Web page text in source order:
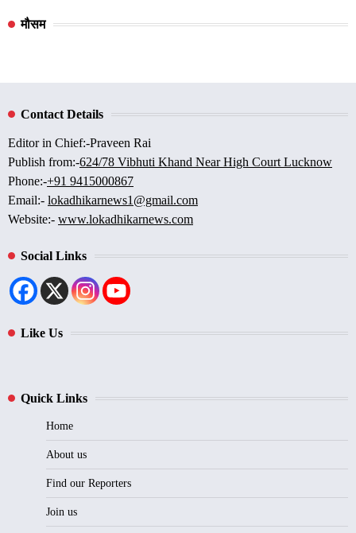
मौसम
Contact Details
Editor in Chief:-Praveen Rai
Publish from:-624/78 Vibhuti Khand Near High Court Lucknow
Phone:-+91 9415000867
Email:- lokadhikarnews1@gmail.com
Website:- www.lokadhikarnews.com
Social Links
Like Us
Quick Links
Home
About us
Find our Reporters
Join us